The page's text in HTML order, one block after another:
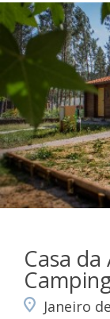
Casa
Janeiro